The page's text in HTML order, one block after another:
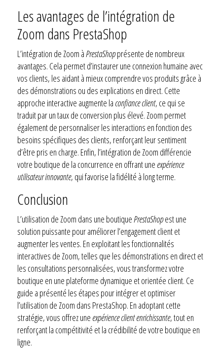
Les avantages de l’intégration de
Zoom dans PrestaShop
L’intégration de Zoom àPrestaShopprésente de nombreux
avantages. Cela permet d’instaurer une connexion humaine avec
vos clients, les aidant à mieux comprendre vos produits grâce à
des démonstrations ou des explications en direct. Cette
approche interactive augmente la confiance client, ce qui se
traduit par un taux de conversion plus élevé. Zoom permet
également de personnaliser les interactions en fonction des
besoins spécifiques des clients, renforçant leur sentiment
d’être pris en charge. Enfin, l’intégration de Zoom différencie
votre boutique de la concurrence en offrant une expérience
utilisateur innovante, qui favorise la fidélité à long terme.
Conclusion
L’utilisation de Zoom dans une boutiquePrestaShopest une
solution puissante pour améliorer l’engagement client et
augmenter les ventes. En exploitant les fonctionnalités
interactives de Zoom, telles que les démonstrations en direct et
les consultations personnalisées, vous transformez votre
boutique en une plateforme dynamique et orientée client. Ce
guide a présenté les étapes pour intégrer et optimiser
l’utilisation de Zoom dans PrestaShop. En adoptant cette
stratégie, vous offrez une expérience client enrichissante, tout en
renforçant la compétitivité et la crédibilité de votre boutique en
ligne.